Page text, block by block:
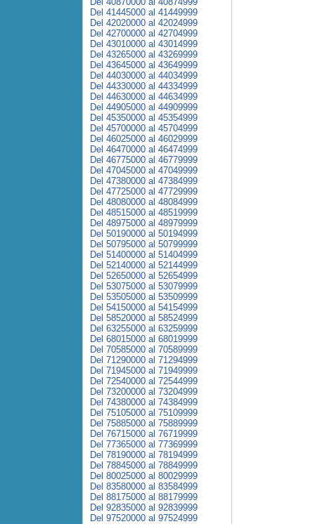
Del 41445000 al 41449999
Del 42020000 al 42024999
Del 42700000 al 42704999
Del 43010000 al 43014999
Del 43265000 al 43269999
Del 43645000 al 43649999
Del 44030000 al 44034999
Del 44330000 al 44334999
Del 44630000 al 44634999
Del 44905000 al 44909999
Del 45350000 al 45354999
Del 45700000 al 45704999
Del 46025000 al 46029999
Del 46470000 al 46474999
Del 46775000 al 46779999
Del 47045000 al 47049999
Del 47380000 al 47384999
Del 47725000 al 47729999
Del 48080000 al 48084999
Del 48515000 al 48519999
Del 48975000 al 48979999
Del 50190000 al 50194999
Del 50795000 al 50799999
Del 51400000 al 51404999
Del 52140000 al 52144999
Del 52650000 al 52654999
Del 53075000 al 53079999
Del 53505000 al 53509999
Del 54150000 al 54154999
Del 58520000 al 58524999
Del 63255000 al 63259999
Del 68015000 al 68019999
Del 70585000 al 70589999
Del 71290000 al 71294999
Del 71945000 al 71949999
Del 72540000 al 72544999
Del 73200000 al 73204999
Del 74380000 al 74384999
Del 75105000 al 75109999
Del 75885000 al 75889999
Del 76715000 al 76719999
Del 77365000 al 77369999
Del 78190000 al 78194999
Del 78845000 al 78849999
Del 80025000 al 80029999
Del 83580000 al 83584999
Del 88175000 al 88179999
Del 92835000 al 92839999
Del 97520000 al 97524999